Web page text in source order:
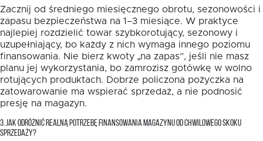
Zacznij od średniego miesięcznego obrotu, sezonowości i
zapasu bezpieczeństwa na 1–3 miesiące. W praktyce
najlepiej rozdzielić towar szybkorotujący, sezonowy i
uzupełniający, bo każdy z nich wymaga innego poziomu
finansowania. Nie bierz kwoty „na zapas”, jeśli nie masz
planu jej wykorzystania, bo zamrozisz gotówkę w wolno
rotujących produktach. Dobrze policzona pożyczka na
zatowarowanie ma wspierać sprzedaż, a nie podnosić
presję na magazyn.
3. JAK ODRÓŻNIĆ REALNĄ POTRZEBĘ FINANSOWANIA MAGAZYNU OD CHWILOWEGO SKOKU
SPRZEDAŻY?